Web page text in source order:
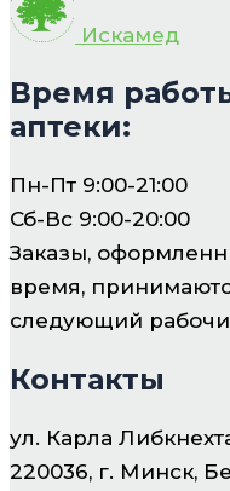
Искамед
Время
аптеки:
Пн-Пт 9:00-21:00
Сб-Вс 9:00-20:00
Заказы,
время,
следующий
Контакты
ул. Карла
220036, г. Минск,